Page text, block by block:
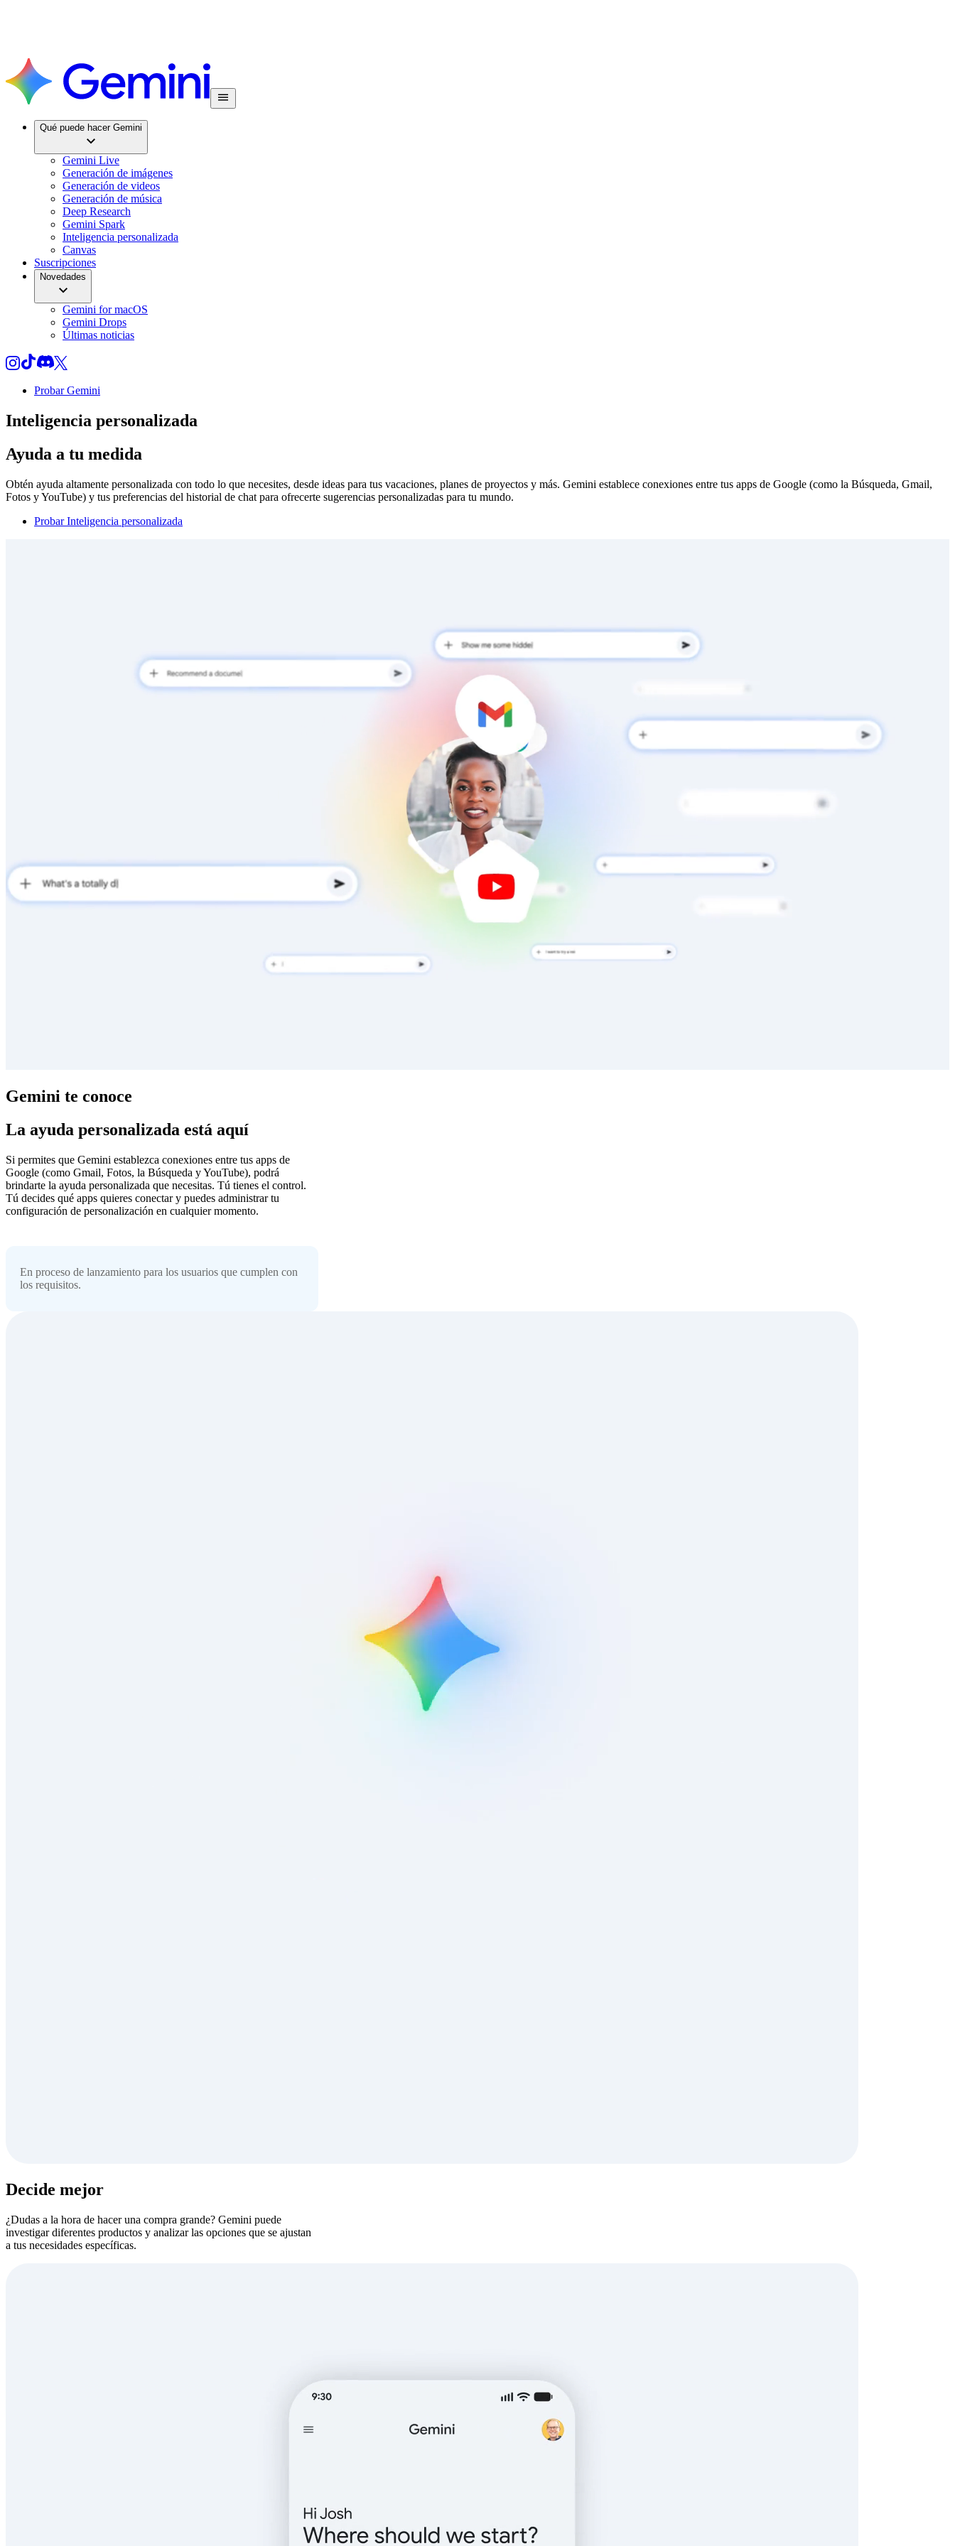
Qué puede hacer Gemini
Gemini Live
Generación de imágenes
Generación de videos
Generación de música
Deep Research
Gemini Spark
Inteligencia personalizada
Canvas
Suscripciones
Novedades
Gemini for macOS
Gemini Drops
Últimas noticias
Probar Gemini
Inteligencia personalizada
Ayuda a tu medida
Obtén ayuda altamente personalizada con todo lo que necesites, desde ideas para tus vacaciones, planes de proyectos y más. Gemini establece conexiones entre tus apps de Google (como la Búsqueda, Gmail,
Fotos y YouTube) y tus preferencias del historial de chat para ofrecerte sugerencias personalizadas para tu mundo.
Probar Inteligencia personalizada
Gemini te conoce
La ayuda personalizada está aquí
Si permites que Gemini establezca conexiones entre tus apps de
Google (como Gmail, Fotos, la Búsqueda y YouTube), podrá
brindarte la ayuda personalizada que necesitas. Tú tienes el control.
Tú decides qué apps quieres conectar y puedes administrar tu
configuración de personalización en cualquier momento.
En proceso de lanzamiento para los usuarios que cumplen con
los requisitos.
Decide mejor
¿Dudas a la hora de hacer una compra grande? Gemini puede
investigar diferentes productos y analizar las opciones que se ajustan
a tus necesidades específicas.